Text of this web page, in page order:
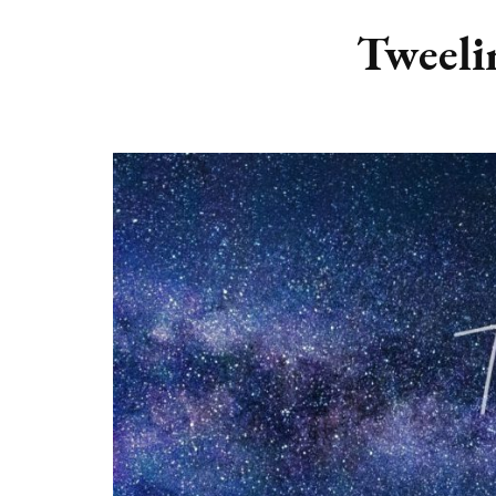
ASTROLOGIE KALENDER